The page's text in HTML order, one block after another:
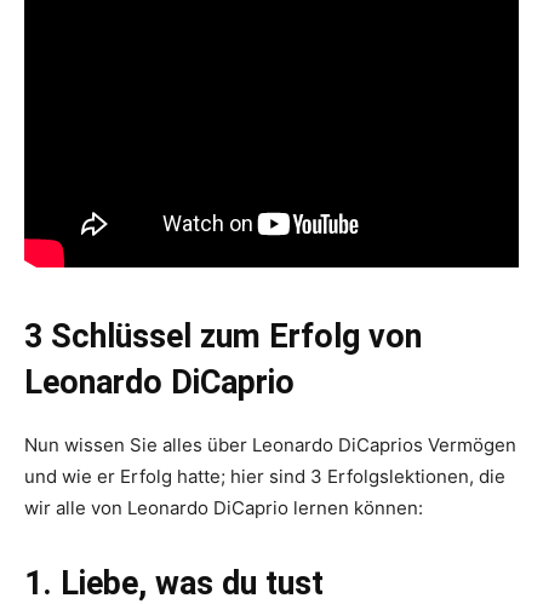
3 Schlüssel zum Erfolg von
Leonardo DiCaprio
Nun wissen Sie alles über Leonardo DiCaprios Vermögen
und wie er Erfolg hatte; hier sind 3 Erfolgslektionen, die
wir alle von Leonardo DiCaprio lernen können:
1. Liebe, was du tust